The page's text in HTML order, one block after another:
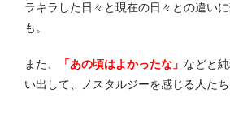
ラキラした日々と現在の日々との違い
も。
また、 「あの頃はよかったな」 などと
い出して、ノスタルジーを感じる人たち